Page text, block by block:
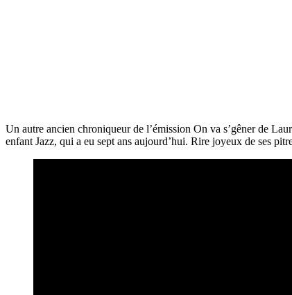
Un autre ancien chroniqueur de l’émission On va s’gêner de
enfant Jazz, qui a eu sept ans aujourd’hui. Rire joyeux de ses